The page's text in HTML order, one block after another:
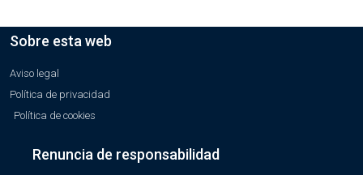
Sobre esta web
Aviso legal
Política de privacidad
Política de cookies
Renuncia de responsabilidad